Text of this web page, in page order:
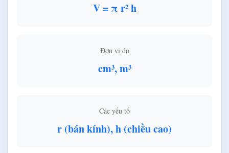
V = π r² h
Đơn vị đo
cm³, m³
Các yếu tố
r (bán kính), h (chiều cao)